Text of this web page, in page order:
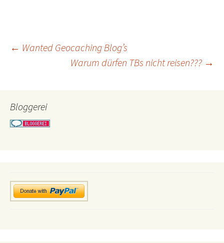
Beitragsnavigation
← Wanted Geocaching Blog’s
Warum dürfen TBs nicht reisen??? →
Bloggerei